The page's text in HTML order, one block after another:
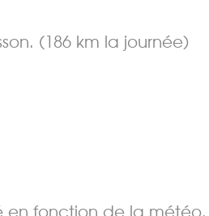
(186 km la journée)
fonction de la météo.